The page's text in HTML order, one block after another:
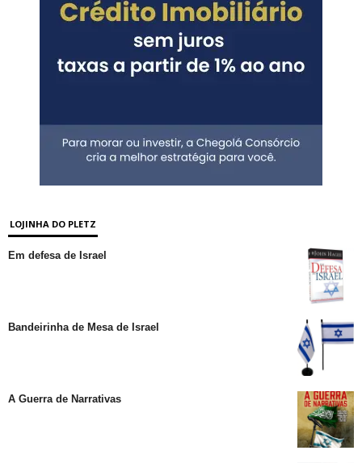
LOJINHA DO PLETZ
Em defesa de Israel
Bandeirinha de Mesa de Israel
A Guerra de Narrativas